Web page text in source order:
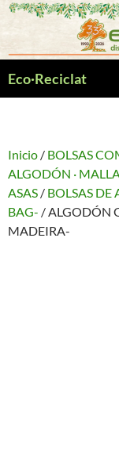
Saltar
Eco·Reciclat
Inicio / BOLSAS
ALGODÓN · MALLA
ASAS / BOLSAS DE
BAG- / ALGODÓN
MADEIRA-